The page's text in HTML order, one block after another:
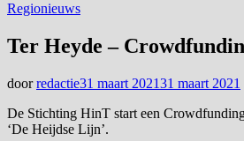
Regionieuws
Ter Heyde –
doorredactie31 maart 202131 maart 2021
De Stichting HinT start een
‘De Heijdse Lijn’.